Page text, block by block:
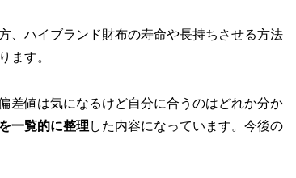
、ハイブランド財布の寿命や長持ちさせる方法
ます。
差値は気になるけど自分に合うのはどれか分か
一覧的に整理 した内容になっています。今後の